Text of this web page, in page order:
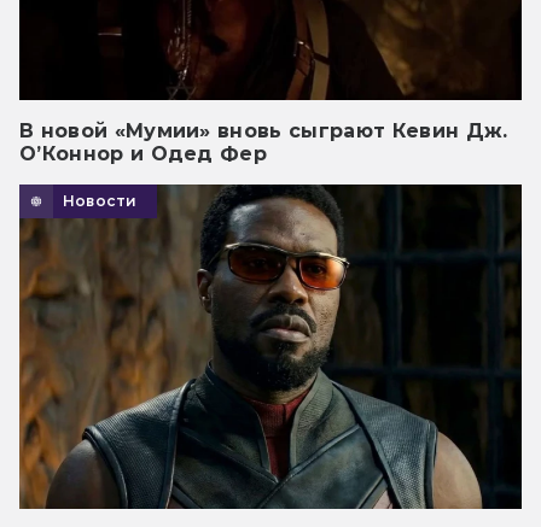
В новой «Мумии» вновь сыграют Кевин Дж.
О’Коннор и Одед Фер
Новости